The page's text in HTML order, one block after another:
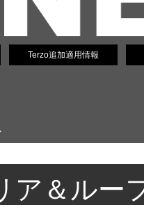
Terzo追加適用情報
ア＆ルー